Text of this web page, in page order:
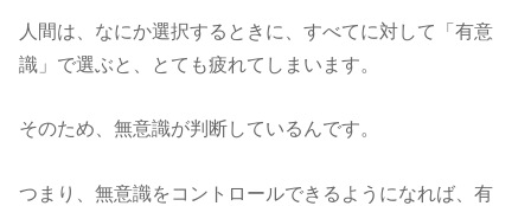
人間は、なにか選択するときに、すべてに対して「有意
識」で選ぶと、とても疲れてしまいます。
そのため、無意識が判断しているんです。
つまり、無意識をコントロールできるようになれば、有